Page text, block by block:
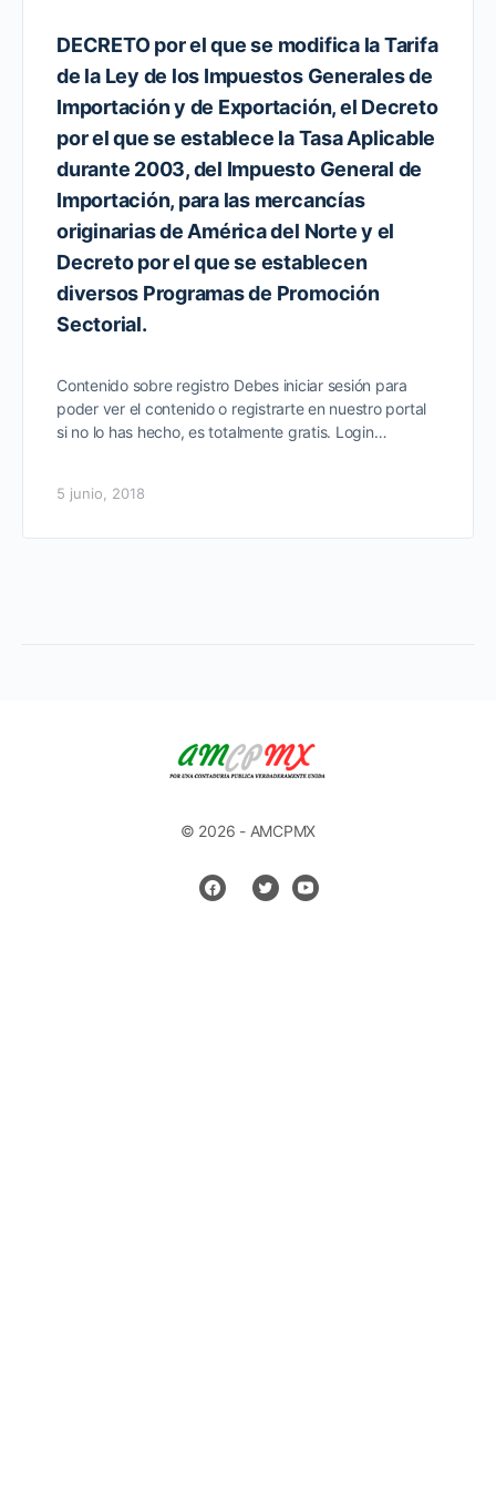
DECRETO por el que se modifica la Tarifa
de la Ley de los Impuestos Generales de
Importación y de Exportación, el Decreto
por el que se establece la Tasa Aplicable
durante 2003, del Impuesto General de
Importación, para las mercancías
originarias de América del Norte y el
Decreto por el que se establecen
diversos Programas de Promoción
Sectorial.
Contenido sobre registro Debes iniciar sesión para
poder ver el contenido o registrarte en nuestro portal
si no lo has hecho, es totalmente gratis. Login…
5 junio, 2018
© 2026 - AMCPMX